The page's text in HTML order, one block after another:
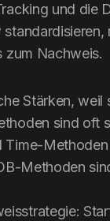
und die
zum Nachweis.
Stärken, weil
sind oft
Methoden